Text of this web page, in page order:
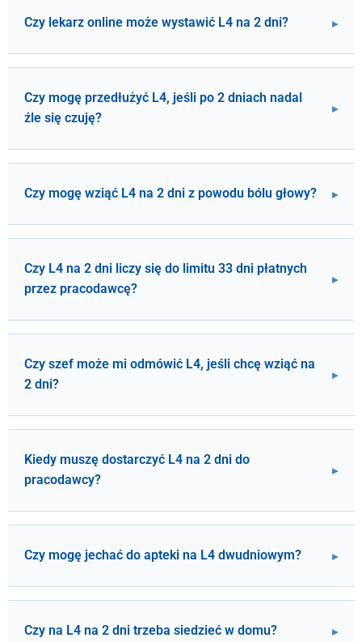
Czy lekarz online może wystawić L4 na 2 dni?
Czy mogę przedłużyć L4, jeśli po 2 dniach nadal
źle się czuję?
Czy mogę wziąć L4 na 2 dni z powodu bólu głowy?
Czy L4 na 2 dni liczy się do limitu 33 dni płatnych
przez pracodawcę?
Czy szef może mi odmówić L4, jeśli chcę wziąć na
2 dni?
Kiedy muszę dostarczyć L4 na 2 dni do
pracodawcy?
Czy mogę jechać do apteki na L4 dwudniowym?
Czy na L4 na 2 dni trzeba siedzieć w domu?